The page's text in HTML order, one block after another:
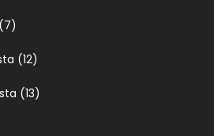
(7)
(12)
(13)